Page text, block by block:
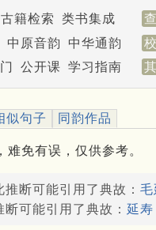
古籍检索 类书集成
中原音韵 中华通韵
公开课 学习指南
似句子 同韵作品
免有误，仅供参考。
断可能引用了典故： 毛
可能引用了典故： 延寿